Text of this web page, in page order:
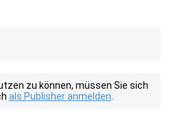
zu können, müssen Sie sich
als Publisher anmelden